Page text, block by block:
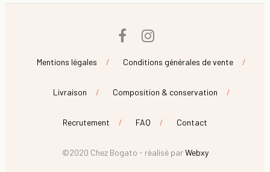
Facebook
Mentions légales Conditions générales de vente
Livraison Composition & conservation
Recrutement FAQ Contact
©2020 Chez Bogato - réalisé parWebxy